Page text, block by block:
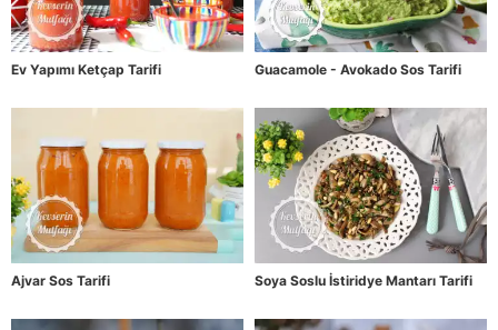
Ev Yapımı Ketçap Tarifi Guacamole - Avokado Sos Tarifi
Ajvar Sos Tarifi Soya Soslu İstiridye Mantarı Tarifi